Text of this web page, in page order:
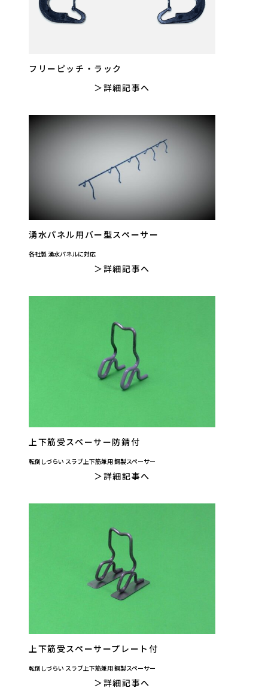
フリーピッチ・ラック
詳細記事へ
湧水パネル用バー型スペーサー
各社製 湧水パネルに対応
詳細記事へ
上下筋受スペーサー防錆付
転倒しづらい スラブ上下筋兼用 鋼製スペーサー
詳細記事へ
上下筋受スペーサープレート付
転倒しづらい スラブ上下筋兼用 鋼製スペーサー
詳細記事へ